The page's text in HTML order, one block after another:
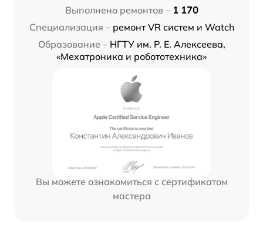
Выполнено ремонтов – 1 170
Специализация – ремонт VR систем и Watch
Образование – НГТУ им. Р. Е. Алексеева,
«Мехатроника и робототехника»
Вы можете ознакомиться с сертификатом
мастера